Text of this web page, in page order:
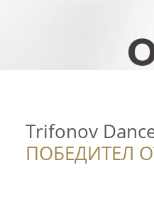
Trifonov
ПОБЕДИТЕЛ